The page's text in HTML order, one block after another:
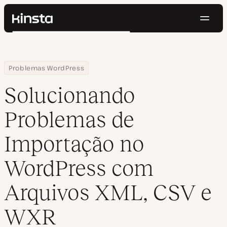
Kinsta®
Preços
Contato
Pesquisar
Home
Centro de Recursos
Blog
Problemas WordPress
Solucionando Problemas de Importação no WordPress com
Solucionando
Problemas de
Importação no
WordPress com
Arquivos XML, CSV e
WXR